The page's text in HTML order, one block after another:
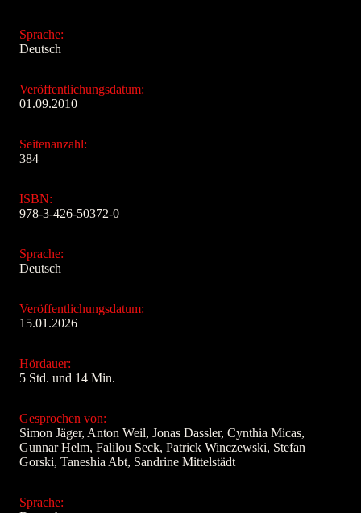
Sprache:
Deutsch
Veröffentlichungsdatum:
01.09.2010
Seitenanzahl:
384
ISBN:
978-3-426-50372-0
Sprache:
Deutsch
Veröffentlichungsdatum:
15.01.2026
Hördauer:
5 Std. und 14 Min.
Gesprochen von:
Simon Jäger, Anton Weil, Jonas Dassler, Cynthia Micas,
Gunnar Helm, Falilou Seck, Patrick Winczewski, Stefan
Gorski, Taneshia Abt, Sandrine Mittelstädt
Sprache: